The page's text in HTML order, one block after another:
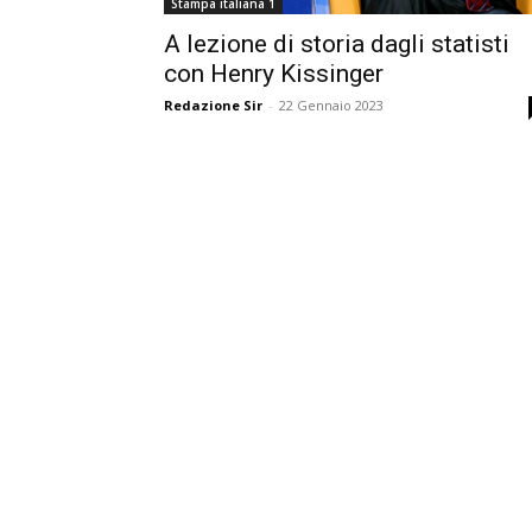
Stampa italiana 1
A lezione di storia dagli statisti
con Henry Kissinger
Redazione Sir - 22 Gennaio 2023